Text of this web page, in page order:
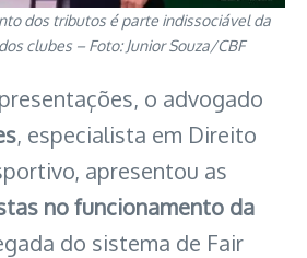
dos tributos é parte indissociável da
clubes – Foto: Junior Souza/CBF
o advogado
, especialista em Direito
apresentou as
no funcionamento da
do sistema de Fair